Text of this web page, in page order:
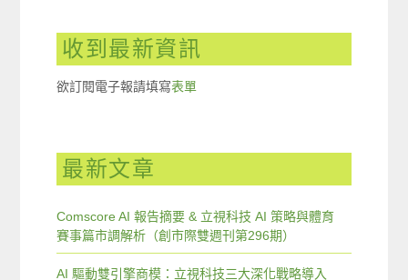
收到最新資訊
欲訂閱電子報請填寫表單
最新文章
Comscore AI 報告摘要 & 立視科技 AI 策略與體育
賽事篇市調解析（創市際雙週刊第296期）
AI 驅動雙引擎商模：立視科技三大深化戰略導入